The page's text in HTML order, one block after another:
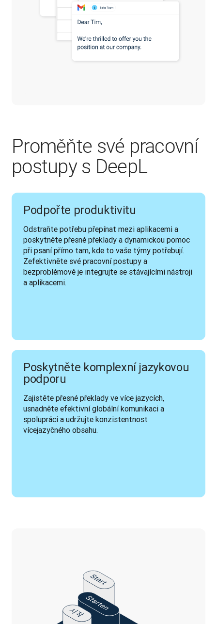
Proměňte své pracovní
postupy s DeepL
Podpořte produktivitu
Odstraňte potřebu přepínat mezi aplikacemi a
poskytněte přesné překlady a dynamickou pomoc
při psaní přímo tam, kde to vaše týmy potřebují.
Zefektivněte své pracovní postupy a
bezproblémově je integrujte se stávajícími nástroji
a aplikacemi.
Poskytněte komplexní jazykovou
podporu
Zajistěte přesné překlady ve více jazycích,
usnadněte efektivní globální komunikaci a
spolupráci a udržujte konzistentnost
vícejazyčného obsahu.